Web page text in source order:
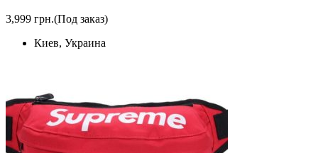
3,999 грн.(Под заказ)
Киев, Украина